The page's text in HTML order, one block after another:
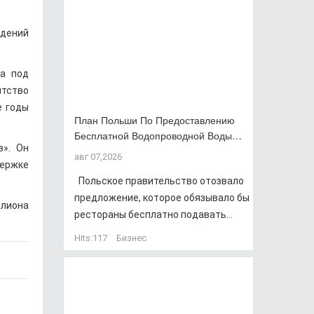
под
годы
Он
План Польши По Предоставлению
Бесплатной Водопроводной Воды…
авг 07,2026
Польское правительство отозвало
предложение, которое обязывало бы
рестораны бесплатно подавать...
Hits:117 Бизнес